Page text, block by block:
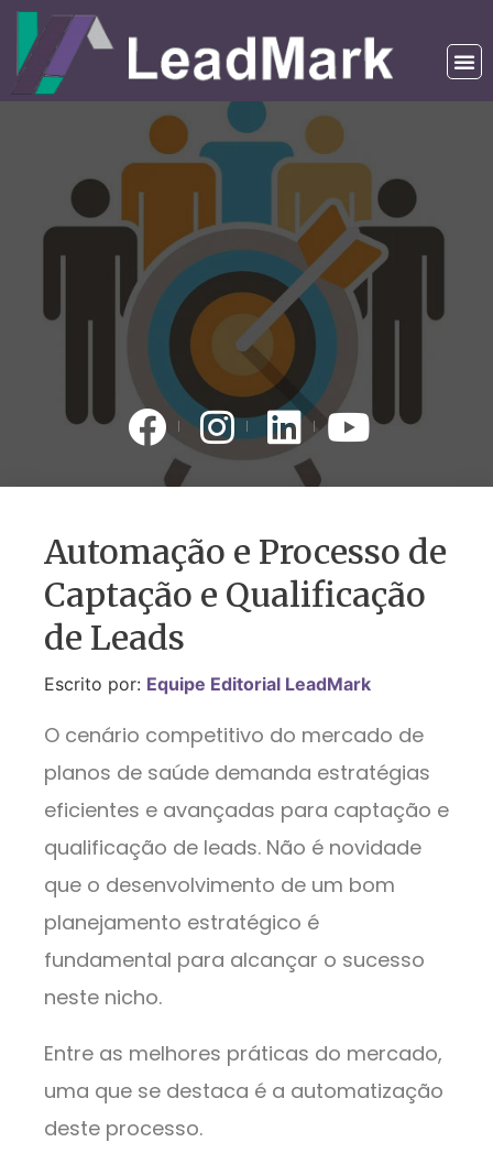
Automação e Processo de
Captação e Qualificação
de Leads
Escrito por: Equipe Editorial LeadMark
O cenário competitivo do mercado de
planos de saúde demanda estratégias
eficientes e avançadas para captação e
qualificação de leads. Não é novidade
que o desenvolvimento de um bom
planejamento estratégico é
fundamental para alcançar o sucesso
neste nicho.
Entre as melhores práticas do mercado,
uma que se destaca é a automatização
deste processo.